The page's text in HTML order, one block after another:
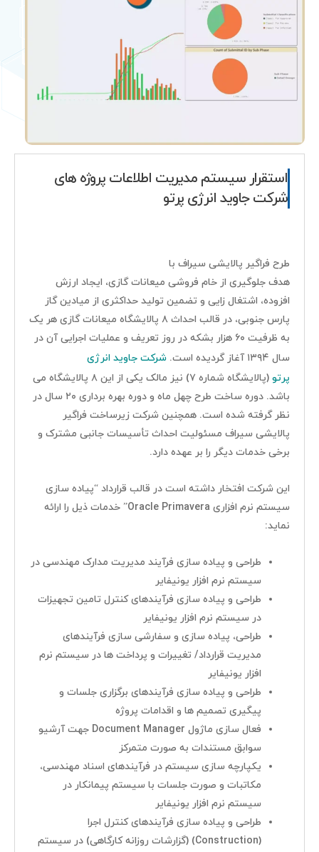
استقرار سیستم مدیریت اطلاعات پروژه های
شرکت جاوید انرژی پرتو
طرح فراگیر پالایشی سیراف با
هدف جلوگیری از خام فروشی میعانات گازی، ایجاد ارزش
افزوده، اشتغال زایی و تضمین تولید حداکثری از میادین گاز
پارس جنوبی، در قالب احداث ۸ پالایشگاه میعانات گازی هر یک
به ظرفیت ۶۰ هزار بشکه در روز تعریف و عملیات اجرایی آن در
سال ۱۳۹۴ آغاز گردیده است.
شرکت جاوید انرژی
پرتو
(پالایشگاه شماره ۷) نیز مالک یکی از این ۸ پالایشگاه می
باشد. دوره ساخت طرح چهل ماه و دوره بهره برداری ۲۰ سال در
نظر گرفته شده است. همچنین شرکت زیرساخت فراگیر
پالایشی سیراف مسئولیت احداث تأسیسات جانبی مشترک و
برخی خدمات دیگر را بر عهده دارد.
این شرکت افتخار داشته است در قالب قرارداد “پیاده سازی
سیستم نرم افزاری Oracle Primavera” خدمات ذیل را ارائه
نماید:
طراحی و پیاده سازی فرآیند مدیریت مدارک مهندسی در
سیستم نرم افزار یونیفایر
طراحی و پیاده سازی فرآیندهای کنترل تامین تجهیزات
در سیستم نرم افزار یونیفایر
طراحی، پیاده سازی و سفارشی سازی فرآیندهای
مدیریت قرارداد/ تغییرات و پرداخت ها در سیستم نرم
افزار یونیفایر
طراحی و پیاده سازی فرآیندهای برگزاری جلسات و
پیگیری تصمیم ها و اقدامات پروژه
فعال سازی ماژول Document Manager جهت آرشیو
سوابق مستندات به صورت متمرکز
یکپارچه سازی سیستم در فرآیندهای اسناد مهندسی،
مکاتبات و صورت جلسات با سیستم پیمانکار در
سیستم نرم افزار یونیفایر
طراحی و پیاده سازی فرآیندهای کنترل اجرا
(Construction) (گزارشات روزانه کارگاهی) در سیستم
صفحه اصلی
مدیران مجموعه
درباره ما
گواهینامه ها و تقدیرنامه ها